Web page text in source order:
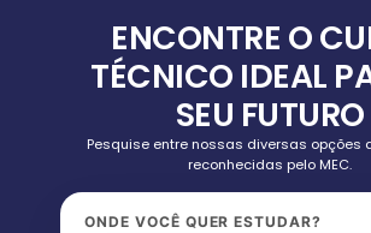
ENCONTRE O
TÉCNICO IDEAL
SEU FUTURO
Pesquise entre nossas diversas opções
reconhecidas pelo MEC.
ONDE VOCÊ QUER ESTUDAR?